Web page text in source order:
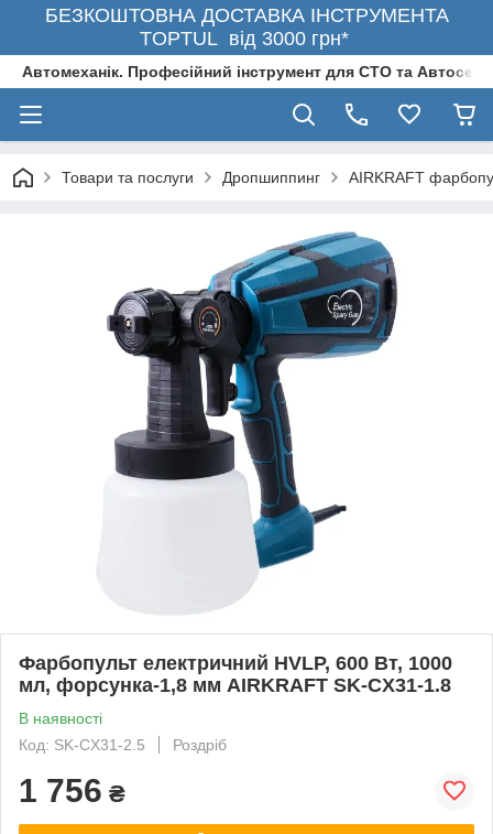
БЕЗКОШТОВНА ДОСТАВКА ІНСТРУМЕНТА
TOPTUL від 3000 грн*
Автомеханік. Професійний інструмент для СТО та
Товари та послуги Дропшиппинг AIRKRAFT
Фарбопульт електричний HVLP, 600 Вт, 1000
мл, форсунка-1,8 мм AIRKRAFT SK-CX31-1.8
В наявності
Код: SK-CX31-2.5
Роздріб
1 756 ₴